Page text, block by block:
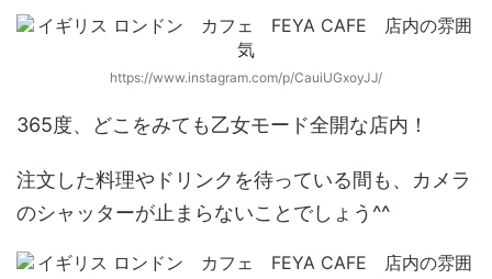
https://www.instagram.com/p/CauiUGxoyJJ/
365度、どこをみても乙女モード全開な店内！
注文した料理やドリンクを待っている間も、カメラ
のシャッターが止まらないことでしょう^^